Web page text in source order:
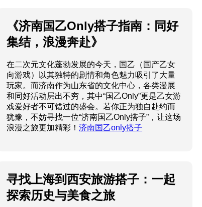
《济南国乙Only搭子指南：同好
集结，浪漫奔赴》
在二次元文化蓬勃发展的今天，国乙（国产乙女
向游戏）以其独特的剧情和角色魅力吸引了大量
玩家。而济南作为山东省的文化中心，各类漫展
和同好活动层出不穷，其中“国乙Only”更是乙女游
戏爱好者不可错过的盛会。若你正为独自赴约而
犹豫，不妨寻找一位“济南国乙Only搭子”，让这场
浪漫之旅更加精彩！济南国乙only搭子
寻找上海到西安旅游搭子：一起
探索历史与美食之旅